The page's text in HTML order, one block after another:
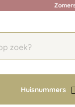
Huisnummers